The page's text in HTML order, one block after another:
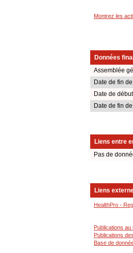
Montrez les
Données
Assemblée
Date de fin
Date de
Date de fin
Liens entre
Pas de
Liens
HealthPro -
Publications au
Publications
Base de